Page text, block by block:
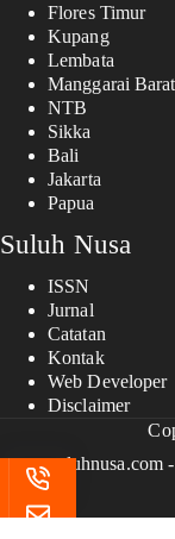
Flores Timur
Kupang
Lembata
Manggarai Barat
NTB
Sikka
Bali
Jakarta
Papua
Suluh Nusa
ISSN
Jurnal
Catatan
Kontak
Web Developer
Disclaimer
suluhnusa.com